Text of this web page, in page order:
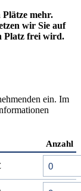
Plätze mehr.
wir Sie auf
Platz frei wird.
ein. Im
Anzahl